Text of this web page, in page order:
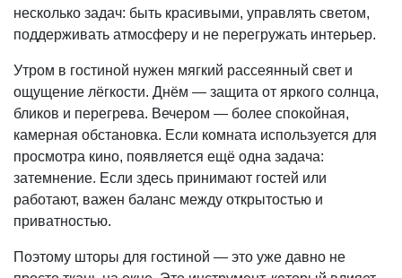
несколько задач: быть красивыми, управлять светом,
поддерживать атмосферу и не перегружать интерьер.
Утром в гостиной нужен мягкий рассеянный свет и
ощущение лёгкости. Днём — защита от яркого солнца,
бликов и перегрева. Вечером — более спокойная,
камерная обстановка. Если комната используется для
просмотра кино, появляется ещё одна задача:
затемнение. Если здесь принимают гостей или
работают, важен баланс между открытостью и
приватностью.
Поэтому шторы для гостиной — это уже давно не